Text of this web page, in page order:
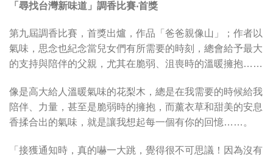
「尋找台灣新味道」調香比賽‧首獎
第九屆調香比賽，首獎出爐，作品「爸爸親像山」；作者以
氣味，思念也紀念當兒女們有所需要的時刻，總會給予最大
的支持與陪伴的父親，尤其在脆弱、沮喪時的溫暖擁抱……
像是高大給人溫暖氣味的花梨木，總是在我需要的時候給我
陪伴、力量，甚至是脆弱時的擁抱，而薰衣草和甜美的安息
香揉合出的氣味，就是讓我想起每一個有你的回憶……。
「接獲通知時，真的嚇一大跳，覺得很不可思議！因為沒有